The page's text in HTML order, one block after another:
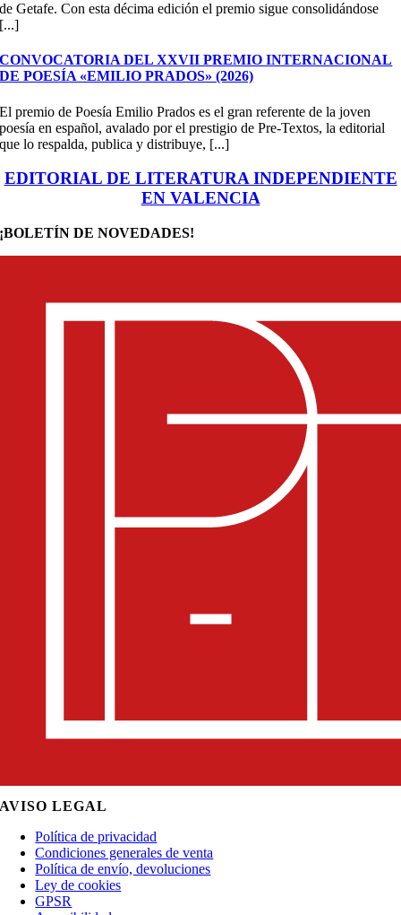
de Getafe. Con esta décima edición el premio sigue consolidándose
[...]
CONVOCATORIA DEL XXVII PREMIO INTERNACIONAL
DE POESÍA «EMILIO PRADOS» (2026)
El premio de Poesía Emilio Prados es el gran referente de la joven
poesía en español, avalado por el prestigio de Pre-Textos, la editorial
que lo respalda, publica y distribuye, [...]
EDITORIAL DE LITERATURA INDEPENDIENTE
EN VALENCIA
¡BOLETÍN DE NOVEDADES!
AVISO LEGAL
Política de privacidad
Condiciones generales de venta
Política de envío, devoluciones
Ley de cookies
GPSR